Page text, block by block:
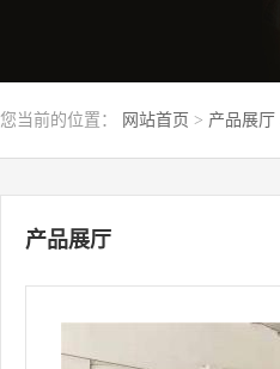
您当前的位置： 网站首页 > 产品展厅
产品展厅